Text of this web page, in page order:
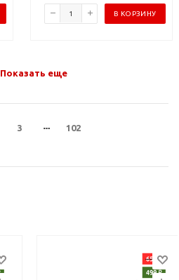
В КОРЗИНУ
Показать еще
3 102